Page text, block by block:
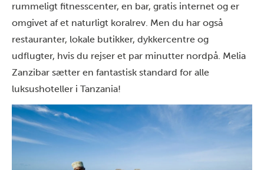
rummeligt fitnesscenter, en bar, gratis internet og er
omgivet af et naturligt koralrev. Men du har også
restauranter, lokale butikker, dykkercentre og
udflugter, hvis du rejser et par minutter nordpå. Melia
Zanzibar sætter en fantastisk standard for alle
luksushoteller i Tanzania!